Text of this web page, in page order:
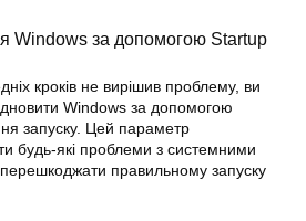
Windows за допомогою Startup
кроків не вирішив проблему, ви
Windows за допомогою
запуску. Цей параметр
будь-які проблеми з системними
правильному запуску